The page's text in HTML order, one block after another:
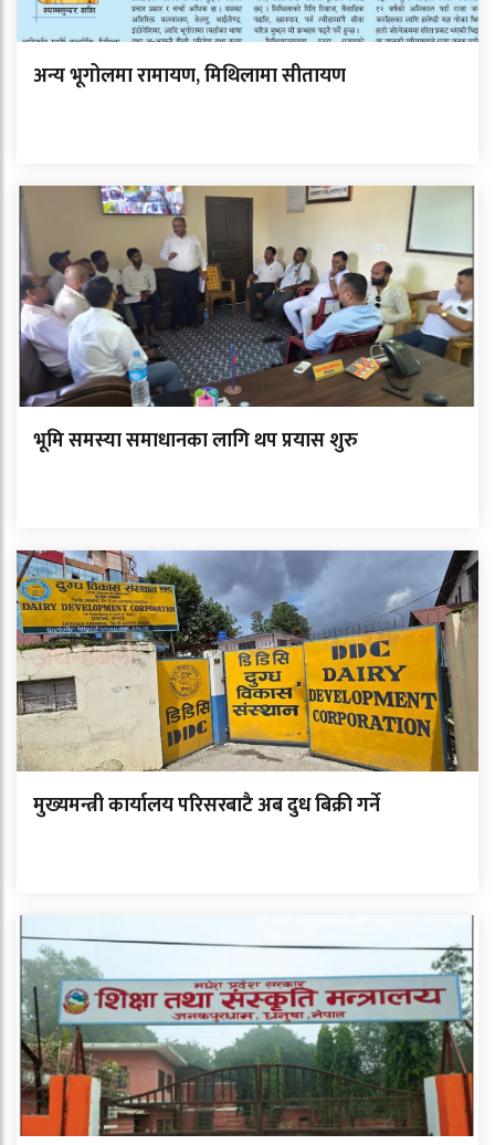
अन्य भूगोलमा रामायण, मिथिलामा सीतायण
भूमि समस्या समाधानका लागि थप प्रयास शुरु
मुख्यमन्त्री कार्यालय परिसरबाटै अब दुध बिक्री गर्ने